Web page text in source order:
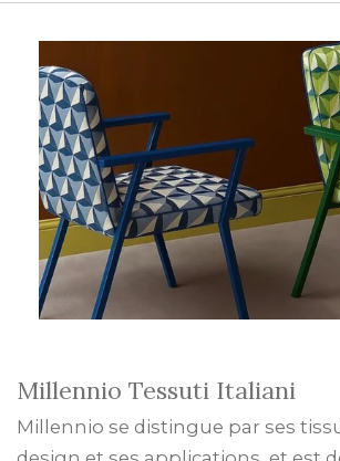
Millennio Tessuti Italiani
Millennio se distingue par ses